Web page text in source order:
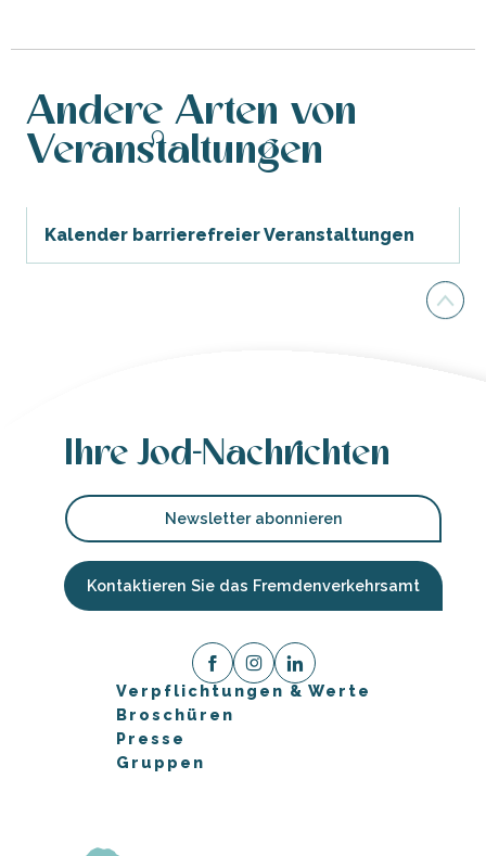
Andere Arten von
Veranstaltungen
Kalender barrierefreier Veranstaltungen
Ihre Jod-Nachrichten
Newsletter abonnieren
Kontaktieren Sie das Fremdenverkehrsamt
Verpflichtungen & Werte
Broschüren
Presse
Gruppen